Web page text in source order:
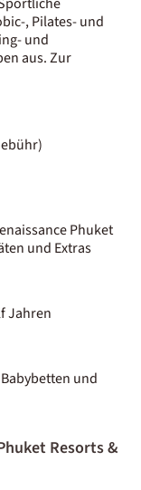
, Pilates- und
und
aus. Zur
Phuket
und Extras
Jahren
und
Resorts &